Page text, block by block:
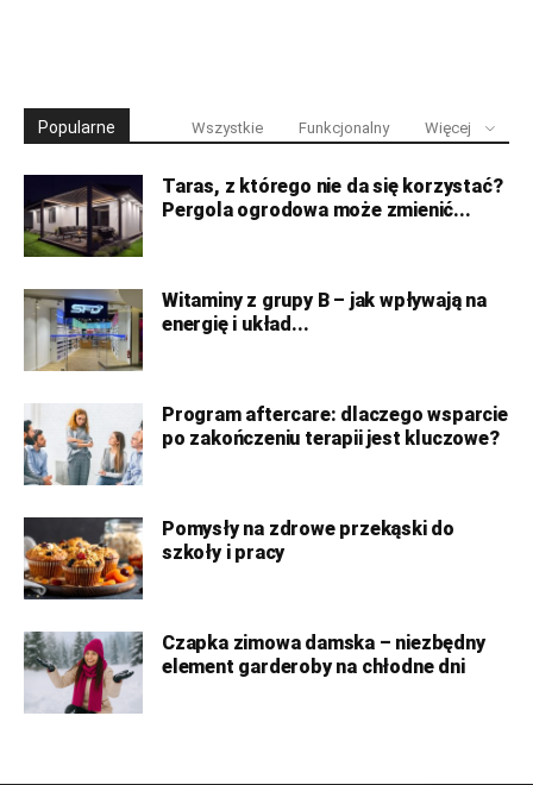
Popularne Wszystkie Funkcjonalny Więcej
Taras, z którego nie da się korzystać?
Pergola ogrodowa może zmienić...
Witaminy z grupy B – jak wpływają na
energię i układ...
Program aftercare: dlaczego wsparcie
po zakończeniu terapii jest kluczowe?
Pomysły na zdrowe przekąski do
szkoły i pracy
Czapka zimowa damska – niezbędny
element garderoby na chłodne dni